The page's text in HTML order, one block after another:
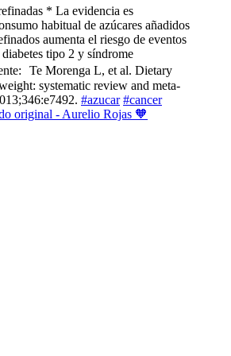
* La evidencia es
habitual de azúcares añadidos
aumenta el riesgo de eventos
tipo 2 y síndrome
Te Morenga L, et al. Dietary
systematic review and meta-
#azucar #cancer
original - Aurelio Rojas 🧡